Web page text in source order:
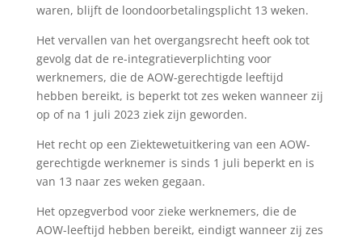
waren, blijft de loondoorbetalingsplicht 13 weken.
Het vervallen van het overgangsrecht heeft ook tot
gevolg dat de re-integratieverplichting voor
werknemers, die de AOW-gerechtigde leeftijd
hebben bereikt, is beperkt tot zes weken wanneer zij
op of na 1 juli 2023 ziek zijn geworden.
Het recht op een Ziektewetuitkering van een AOW-
gerechtigde werknemer is sinds 1 juli beperkt en is
van 13 naar zes weken gegaan.
Het opzegverbod voor zieke werknemers, die de
AOW-leeftijd hebben bereikt, eindigt wanneer zij zes